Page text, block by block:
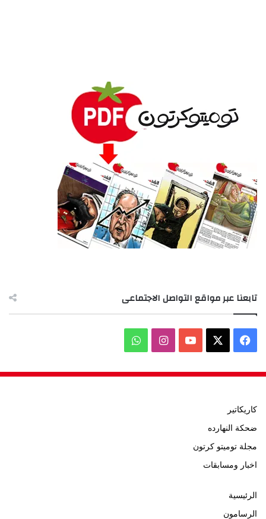
تابعنا عبر مواقع التواصل الاجتماعى
فيسبوك ‫YouTubeانستقرامواتساب
كاريكاتير
ضحكة النهارده
مجلة توميتو كرتون
اخبار ومسابقات
الرئيسية
الرسامون